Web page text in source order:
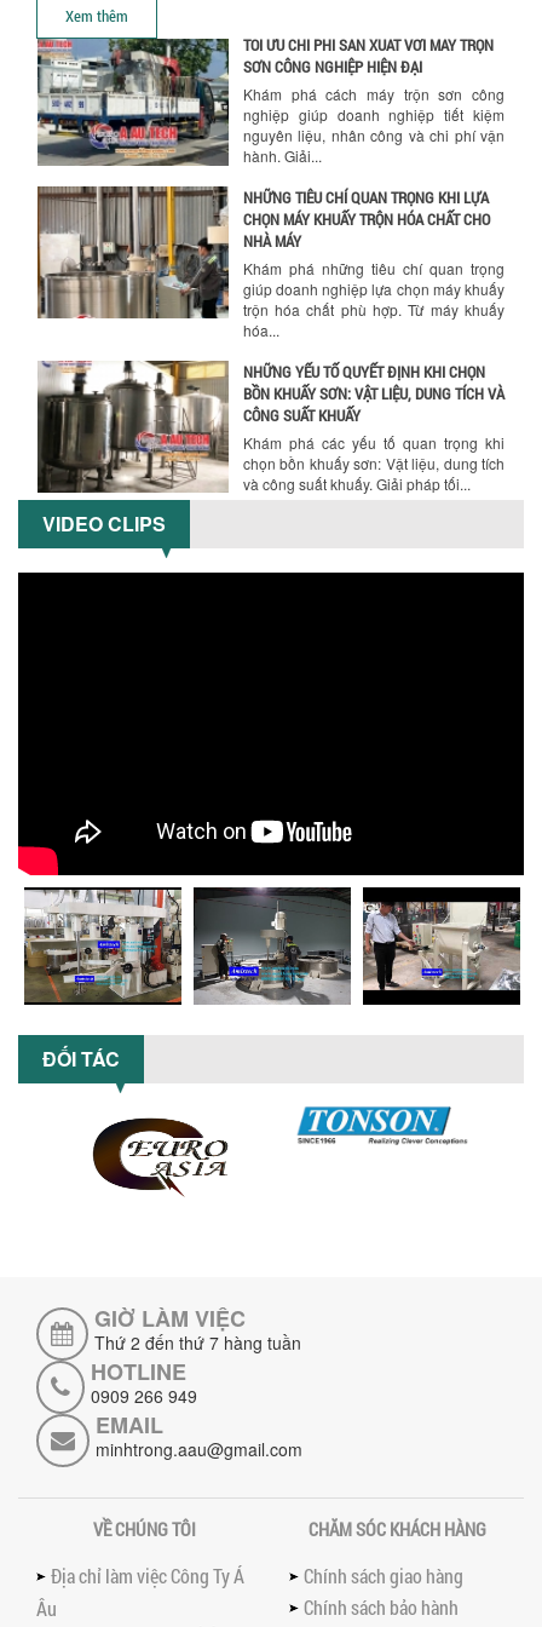
Xem thêm
TỐI ƯU CHI PHÍ SẢN XUẤT VỚI MÁY TRỘN
SƠN CÔNG NGHIỆP HIỆN ĐẠI
Khám phá cách máy trộn sơn công
nghiệp giúp doanh nghiệp tiết kiệm
nguyên liệu, nhân công và chi phí vận
hành. Giải...
NHỮNG TIÊU CHÍ QUAN TRỌNG KHI LỰA
CHỌN MÁY KHUẤY TRỘN HÓA CHẤT CHO
NHÀ MÁY
Khám phá những tiêu chí quan trọng
giúp doanh nghiệp lựa chọn máy khuấy
trộn hóa chất phù hợp. Từ máy khuấy
hóa...
NHỮNG YẾU TỐ QUYẾT ĐỊNH KHI CHỌN
BỒN KHUẤY SƠN: VẬT LIỆU, DUNG TÍCH VÀ
CÔNG SUẤT KHUẤY
Khám phá các yếu tố quan trọng khi
chọn bồn khuấy sơn: Vật liệu, dung tích
và công suất khuấy. Giải pháp tối...
ĐỊNH CHẤT LƯỢNG SẢN PHẨM CUỐI
KHÍ NÉN TRONG NGÀNH SẢN XUẤT HIỆN
ĐẠI: AN TOÀN – TIẾT KIỆM – BỀN BỈ
Khám phá xu hướng máy khuấy sơn khí
nén – Giải pháp an toàn, tiết kiệm, bền
bỉ cho sản xuất sơn công nghiệp...
CÓ NÊN ĐẦU TƯ MÁY NGHIỀN DUNG MÔI
TỐI ƯU NĂNG SUẤT VÀ CHI PHÍ VỚI MÁY
KHUẤY 3 TRỤC CÔNG SUẤT LỚN
Tổng hợp lỗi thường gặp khi vận hành
khắc phục hiệu quả giúp doanh
nghiệp...
VIDEO CLIPS
ĐỐI TÁC
GIỜ LÀM VIỆC
Thứ 2 đến thứ 7 hàng tuần
HOTLINE
0909 266 949
EMAIL
minhtrong.aau@gmail.com
VỀ CHÚNG TÔI
Địa chỉ làm việc Công Ty Á
Âu
CHĂM SÓC KHÁCH HÀNG
Chính sách giao hàng
Chính sách bảo hành